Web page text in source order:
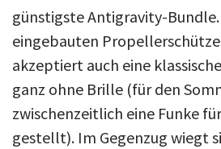
günstigste Antigravity-
eingebauten
akzeptiert auch eine
ganz ohne Brille (für den
zwischenzeitlich eine Funke
gestellt). Im Gegenzug wiegt